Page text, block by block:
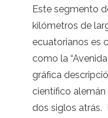
Este segmento
kilómetros de
ecuatorianos es
como la
gráfica
científico
dos siglos atrás.